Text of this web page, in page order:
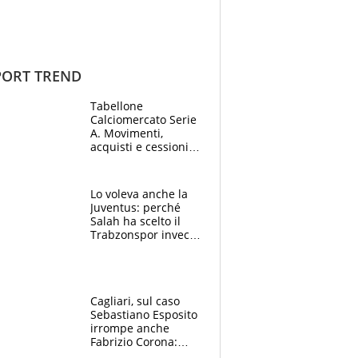
TREND
Tabellone
Calciomercato Serie
A. Movimenti,
acquisti e cessioni:
Lo voleva anche la
Juventus: perché
Salah ha scelto il
Trabzonspor invece
Cagliari, sul caso
Sebastiano Esposito
irrompe anche
Fabrizio Corona: